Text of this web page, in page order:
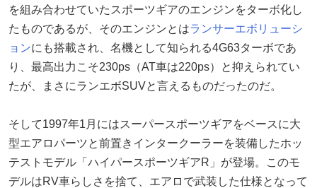
を組み合わせていたスポーツギアのエンジンをターボ化し
たものであるが、そのエンジンとはランサーエボリューシ
ョンにも搭載され、名機として知られる4G63ターボであ
り、最高出力こそ230ps（AT車は220ps）と抑えられてい
たが、まさにランエボSUVと言えるものだったのだ。
そして1997年1月にはスーパースポーツギアをベースに大
型エアロパーツと前置きインタークーラーを装備したホッ
テストモデル「ハイパースポーツギアR」が登場。このモ
デルはRV車らしさを捨て、エアロで武装した仕様となって